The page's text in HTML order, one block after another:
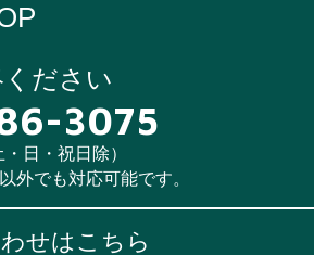
ださい
3075
日・祝日除）
外でも対応可能です。
せはこちら